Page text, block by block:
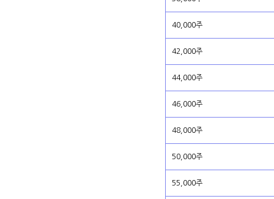
40,000주
42,000주
44,000주
46,000주
48,000주
50,000주
55,000주